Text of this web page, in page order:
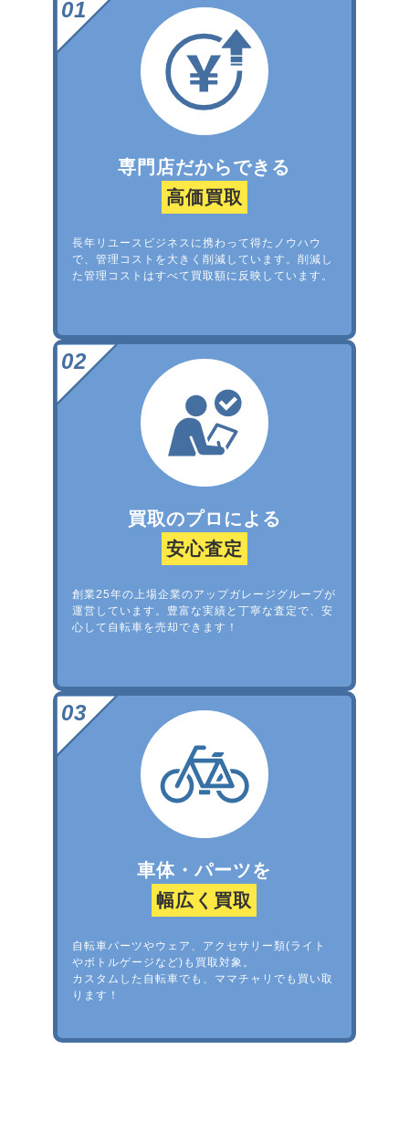
専門店だからできる
高価買取
長年リユースビジネスに携わって得たノウハウ
で、管理コストを大きく削減しています。削減し
た管理コストはすべて買取額に反映しています。
買取のプロによる
安心査定
創業25年の上場企業のアップガレージグループが
運営しています。豊富な実績と丁寧な査定で、安
心して自転車を売却できます！
車体・パーツを
幅広く買取
自転車パーツやウェア、アクセサリー類(ライト
やボトルゲージなど)も買取対象。
カスタムした自転車でも、ママチャリでも買い取
ります！